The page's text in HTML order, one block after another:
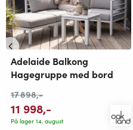
Adelaide Balkong
Hagegruppe med bord
17 898,-
11 998,-
På lager 14. august